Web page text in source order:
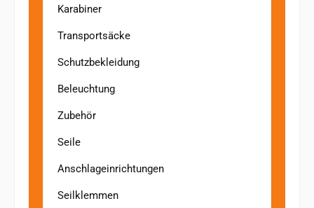
Karabiner
Transportsäcke
Schutzbekleidung
Beleuchtung
Zubehör
Seile
Anschlageinrichtungen
Seilklemmen